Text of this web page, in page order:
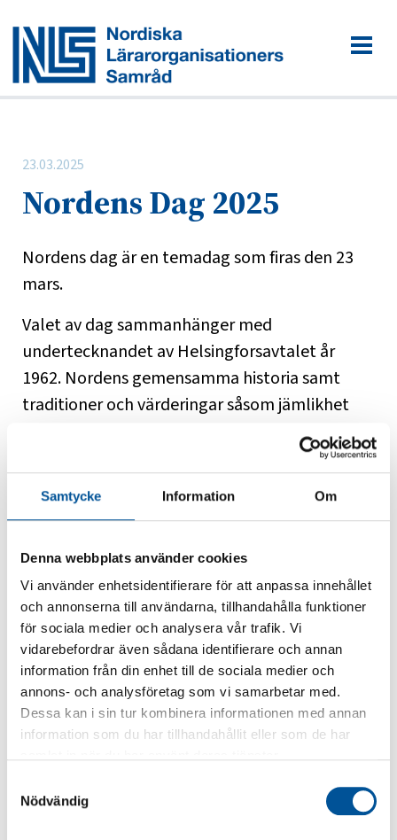
Samtycke Information Om
Denna webbplats använder cookies
Vi använder enhetsidentifierare för att anpassa innehållet
och annonserna till användarna, tillhandahålla funktioner
för sociala medier och analysera vår trafik. Vi
vidarebefordrar även sådana identifierare och annan
information från din enhet till de sociala medier och
annons- och analysföretag som vi samarbetar med.
Dessa kan i sin tur kombinera informationen med annan
information som du har tillhandahållit eller som de har
Nödvändig
Nordens Dag 2025
23.03.2025
Nordens dag är en temadagsom firas den 23
mars.
Valet av dag sammanhänger med
undertecknandet av Helsingforsavtaletår
1962. Nordens gemensamma historia samt
traditioner och värderingar såsom jämlikhet
och demokrati har skapat en naturlig bas för
samarbete. På 1960-talet ville man skapa ett
juridiskt underlag för det långvariga
samarbetet. Samarbetsavtalet, som kallas för
samtliga nordiska länder 23.3.1962. Därför firas
Nordens dag 23 mars varje år.
Helsingforsavtalet skapade en grund för det
nordiska samarbetet och Nordens moderna
utveckling.
Dela på Facebook